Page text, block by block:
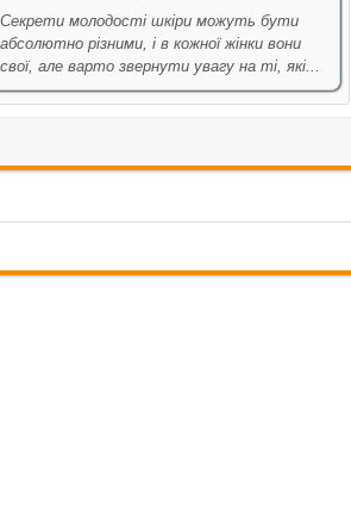
Секрети молодості шкіри можуть бути
абсолютно різними, і в кожної жінки вони
свої, але варто звернути увагу на ті, які...